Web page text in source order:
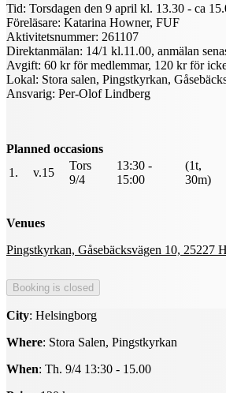
Tid: Torsdagen den 9 april kl. 13.30 - ca
Föreläsare: Katarina Howner, FUF
Aktivitetsnummer: 261107
Direktanmälan: 14/1 kl.11.00, anmälan
Avgift: 60 kr för medlemmar, 120 kr för
Lokal: Stora salen, Pingstkyrkan,
Ansvarig: Per-Olof Lindberg
Planned occasions
1.
v.15
Tors
9/4
13:30 -
15:00
(1t,
30m)
Venues
Pingstkyrkan, Gåsebäcksvägen 10, 25227
City: Helsingborg
Where: Stora Salen, Pingstkyrkan
When: Th. 9/4 13:30 - 15.00